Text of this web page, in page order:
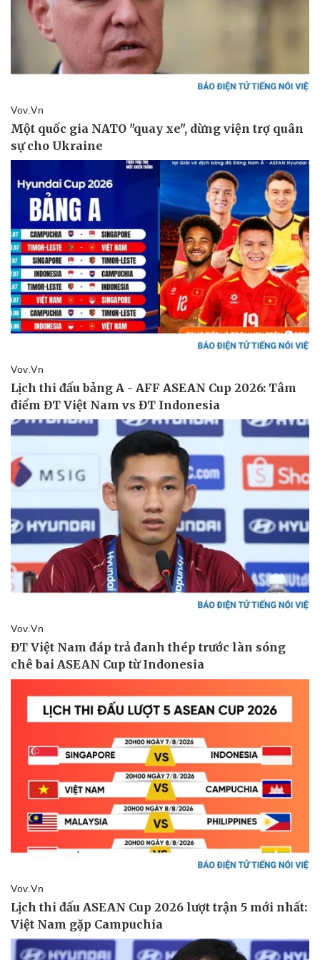
Doanh nghiệp
Thông tin doanh nghiệp
Doanh nghiệp 24h
Doanh nhân
Vì cộng đồng
Công nghệ
Sành điệu
Tin Công nghệ
Trải nghiệm
Chuyển đổi số
Dinh dưỡng - món ngon
Cây thuốc
Nhi khoa
Nam khoa
Làm đẹp - giảm cân
Phòng mạch online
Ăn sạch sống khỏe
Nhà đẹp
Blog
Tình yêu - Gia đình